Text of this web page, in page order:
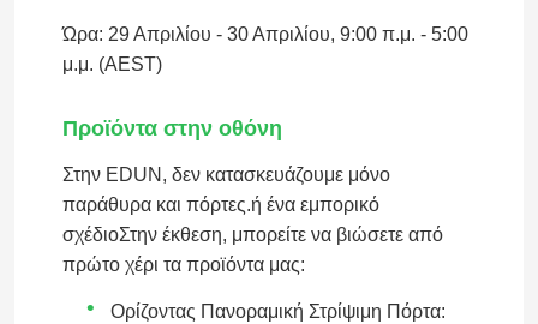
Ώρα: 29 Απριλίου - 30 Απριλίου, 9:00 π.μ. - 5:00
μ.μ. (AEST)
Προϊόντα στην οθόνη
Στην EDUN, δεν κατασκευάζουμε μόνο
παράθυρα και πόρτες.ή ένα εμπορικό
σχέδιοΣτην έκθεση, μπορείτε να βιώσετε από
πρώτο χέρι τα προϊόντα μας:
Ορίζοντας Πανοραμική Στρίψιμη Πόρτα: